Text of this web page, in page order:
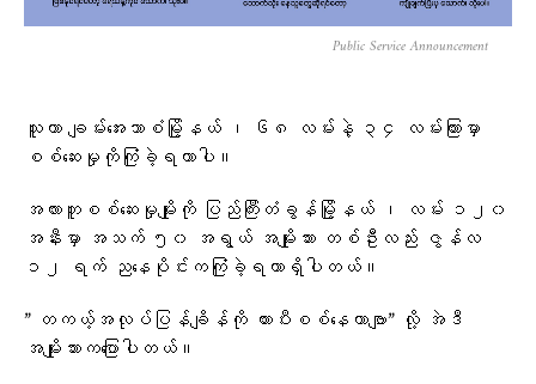
Public Service Announcement
သူဟာ ချမ်းအေးသာစံမြို့နယ် ၊ ၆၈ လမ်းနဲ့ ၃၄ လမ်းကြားမှာ
စစ်ဆေးမှုကိုကြုံခဲ့ရတာပါ။
အလားတူစစ်ဆေးမှုမျိုးကို ပြည်ကြီးတံခွန်မြို့နယ် ၊ လမ်း ၁၂၀
အနီးမှာ အသက် ၅၀ အရွယ် အမျိုးသား တစ်ဦးလည်း ဇွန်လ
၁၂ ရက် ညနေပိုင်းကကြုံခဲ့ရတာရှိပါတယ်။
” တကယ့်အလုပ်ပြန်ချိန်ကို တားပီးစစ်နေတာဗျာ” လို့ အဲဒီ
အမျိုးသားကပြောပါတယ်။